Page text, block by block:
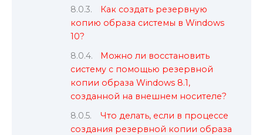
Как создать резервную
копию образа системы в Windows
10?
Можно ли восстановить
систему с помощью резервной
копии образа Windows 8.1,
созданной на внешнем носителе?
Что делать, если в процессе
создания резервной копии образа